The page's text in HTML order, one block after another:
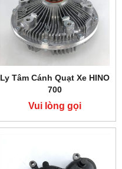
Ly Tâm Cánh Quạt Xe HINO
700
Vui lòng gọi